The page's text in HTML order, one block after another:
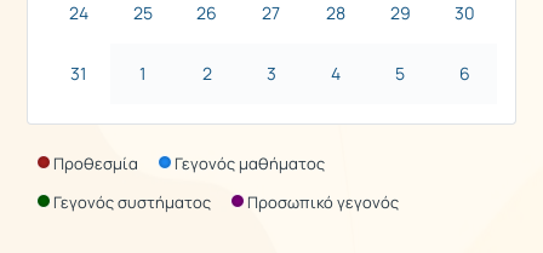
24 25 26 27 28 29 30
31 1 2 3 4 5 6
Προθεσμία
Γεγονός μαθήματος
Γεγονός συστήματος
Προσωπικό γεγονός